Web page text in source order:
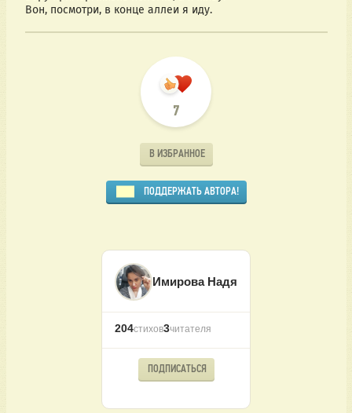
Вон, посмотри, в конце аллеи я иду.
7
В ИЗБРАННОЕ
ПОДДЕРЖАТЬ АВТОРА!
Имирова Надя
204стихов3читателя
ПОДПИСАТЬСЯ